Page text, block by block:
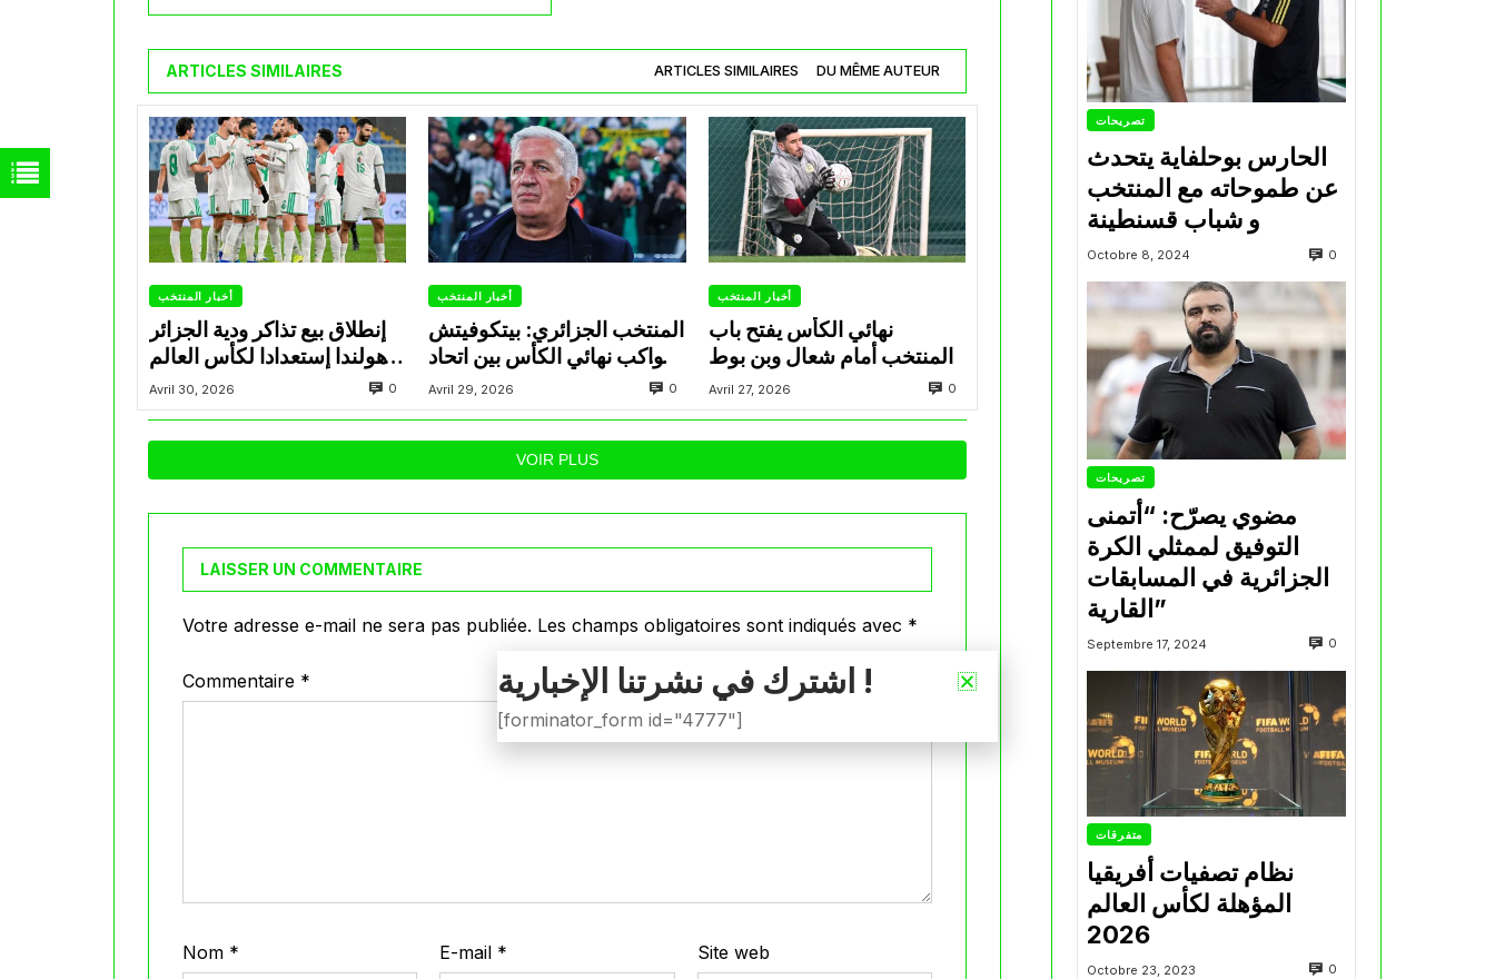
ARTICLES SIMILAIRES ARTICLES SIMILAIRES DU MÊME AUTEUR
أخبار المنتخب
إنطلاق بيع تذاكر ودية الجزائر
وهولندا إستعدادا لكأس العالم
2026
Avril 30, 2026 0
أخبار المنتخب
المنتخب الجزائري: بيتكوفيتش
يواكب نهائي الكأس بين اتحاد
العاصمة وشباب بلوزداد ويضع
عدة لاعبين تحت المجهر
Avril 29, 2026 0
أخبار المنتخب
نهائي الكأس يفتح باب
المنتخب أمام شعال وبن بوط
Avril 27, 2026 0
VOIR PLUS
LAISSER UN COMMENTAIRE
Votre adresse e-mail ne sera pas publiée. Les champs obligatoires sont indiqués avec *
Commentaire *
Nom * E-mail * Site web
تصريحات
الحارس بوحلفاية يتحدث
عن طموحاته مع المنتخب
و شباب قسنطينة
Octobre 8, 2024 0
تصريحات
مضوي يصرّح: “أتمنى
التوفيق لممثلي الكرة
الجزائرية في المسابقات
القارية”
Septembre 17, 2024 0
متفرقات
نظام تصفيات أفريقيا
المؤهلة لكأس العالم
2026
Octobre 23, 2023 0
اشترك في نشرتنا الإخبارية !
[forminator_form id="4777"]